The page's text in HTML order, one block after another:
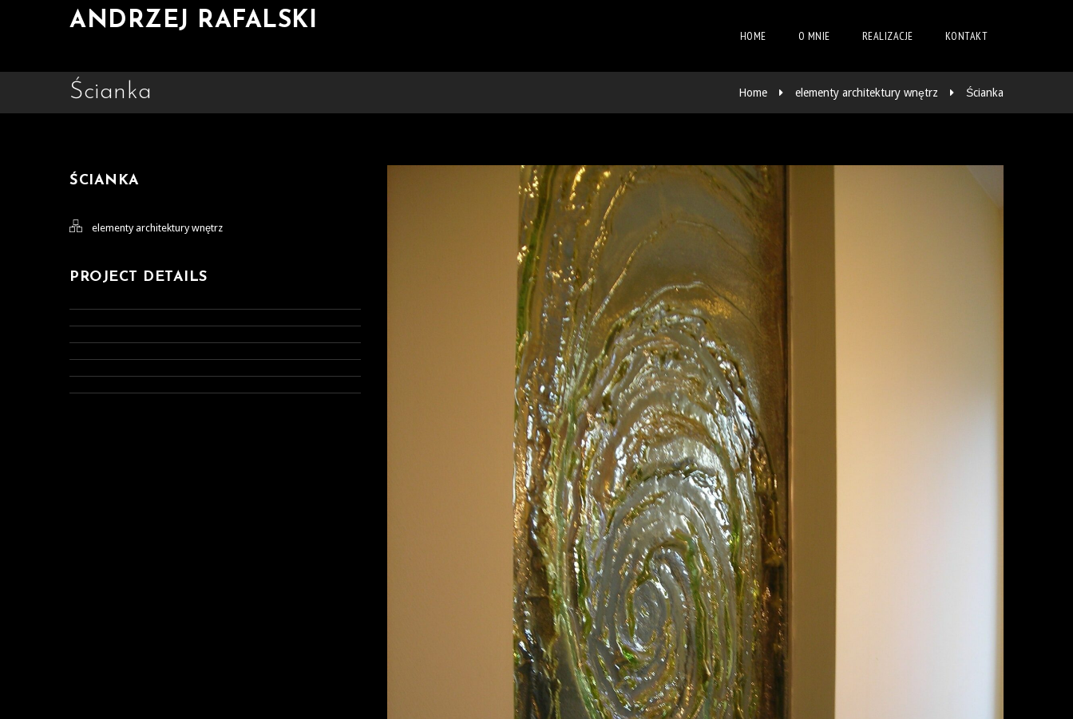
ANDRZEJ RAFALSKI
HOME O MNIE REALIZACJE KONTAKT
Ścianka Home elementy architektury wnętrz Ścianka
ŚCIANKA
elementy architektury wnętrz
PROJECT DETAILS